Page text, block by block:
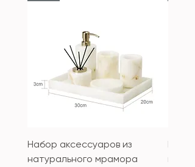
Набор аксессуаров из
натурального мрамора